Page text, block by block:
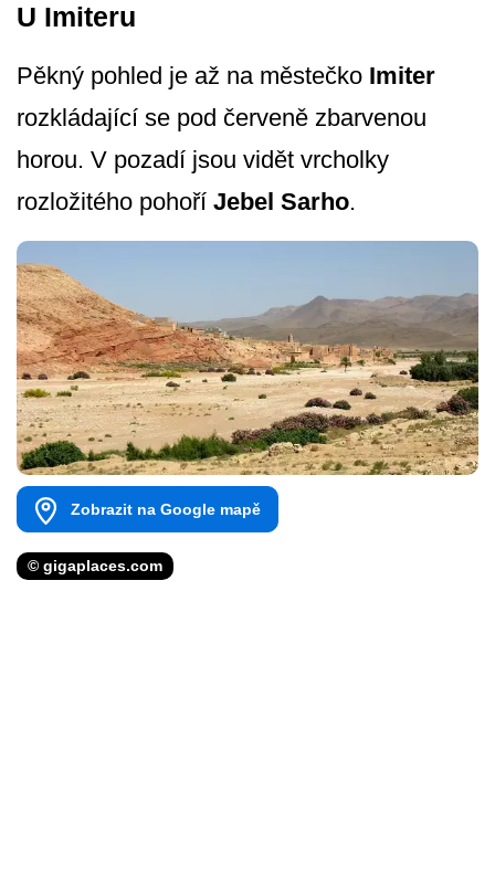
U Imiteru
Pěkný pohled je až na městečko Imiter
rozkládající se pod červeně zbarvenou
horou. V pozadí jsou vidět vrcholky
rozložitého pohoří Jebel Sarho.
Zobrazit na Google mapě
© gigaplaces.com